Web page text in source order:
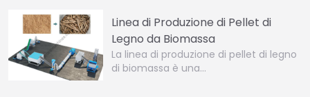
Linea di Produzione di Pellet di
Legno da Biomassa
La linea di produzione di pellet di legno
di biomassa è una…